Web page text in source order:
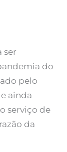
ser
do
pelo
ainda
serviço de
da